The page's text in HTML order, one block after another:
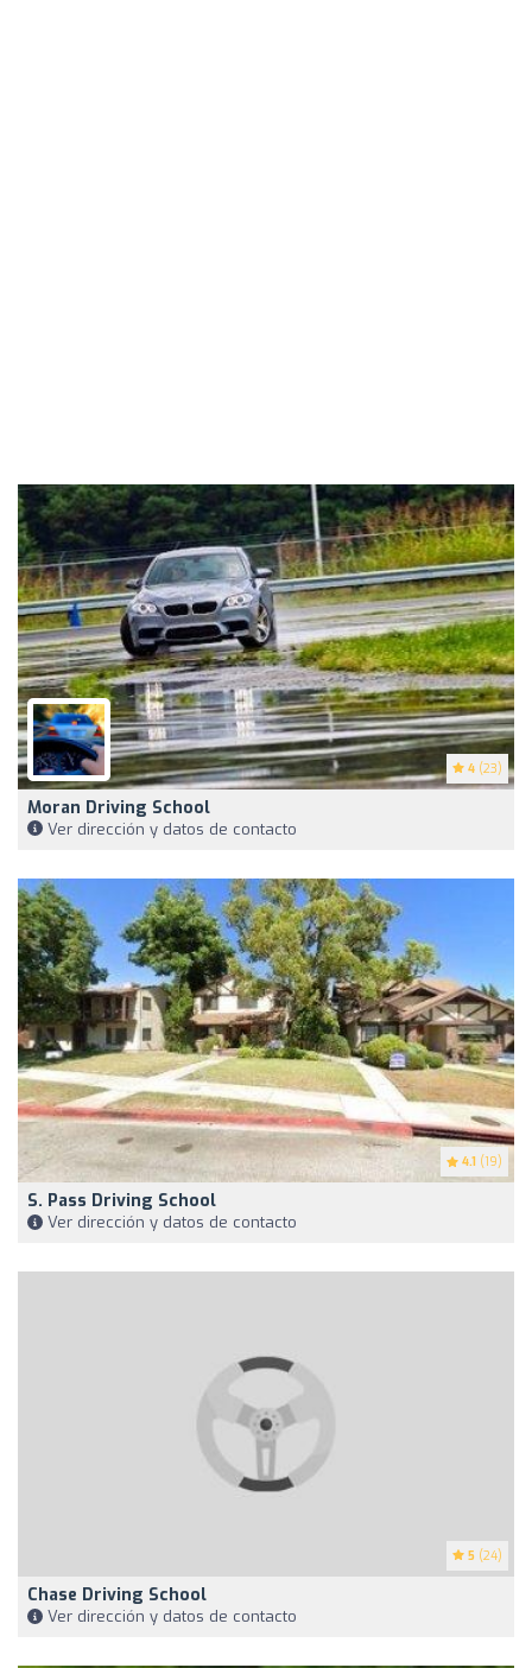
4 (23)
Moran Driving School
Ver dirección y datos de contacto
4.1 (19)
S. Pass Driving School
Ver dirección y datos de contacto
5 (24)
Chase Driving School
Ver dirección y datos de contacto